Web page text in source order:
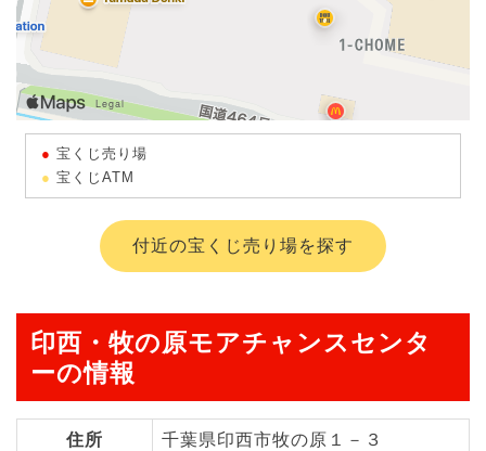
宝くじ売り場
宝くじATM
付近の宝くじ売り場を探す
印西・牧の原モアチャンスセンタ
ーの情報
住所 千葉県印西市牧の原１－３